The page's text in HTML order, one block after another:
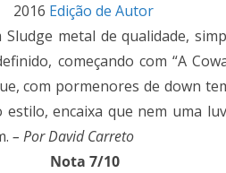
2016 Edição de Autor
metal de qualidade,
começando com “A
com pormenores de down
encaixa que nem uma
– Por David Carreto
Nota 7/10